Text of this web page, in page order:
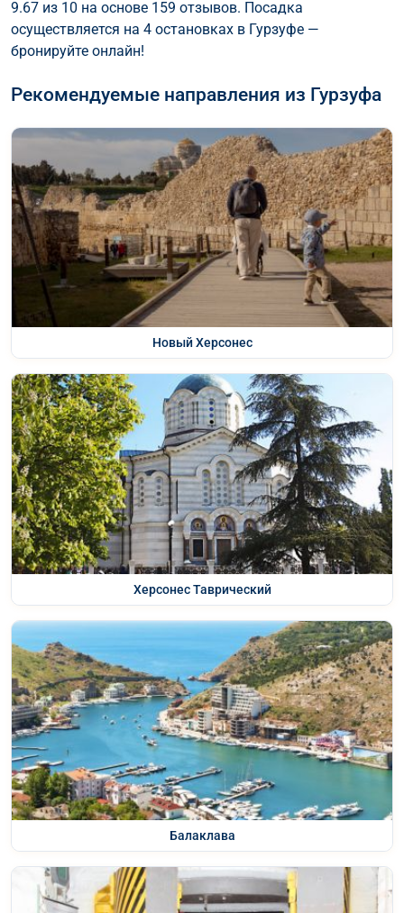
9.67 из 10 на основе 159 отзывов. Посадка
осуществляется на 4 остановках в Гурзуфе —
бронируйте онлайн!
Рекомендуемые направления из Гурзуфа
Новый Херсонес
Херсонес Таврический
Балаклава